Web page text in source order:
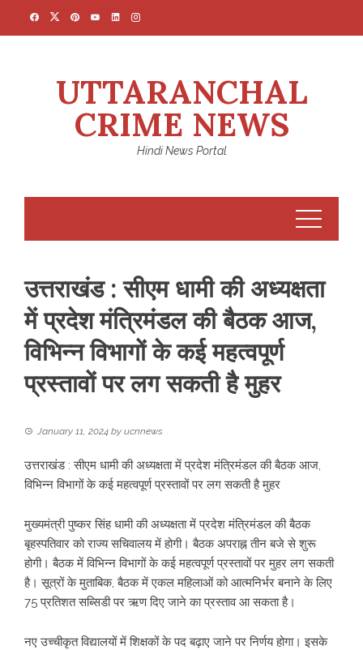
UTTARANCHAL
CRIME NEWS
Hindi News Portal
उत्तराखंड : सीएम धामी की अध्यक्षता
में प्रदेश मंत्रिमंडल की बैठक आज,
विभिन्न विभागों के कई महत्वपूर्ण
प्रस्तावों पर लग सकती है मुहर
January 11, 2024 by ucnnews
उत्तराखंड : सीएम धामी की अध्यक्षता में प्रदेश मंत्रिमंडल की बैठक आज,
विभिन्न विभागों के कई महत्वपूर्ण प्रस्तावों पर लग सकती है मुहर
मुख्यमंत्री पुष्कर सिंह धामी की अध्यक्षता में प्रदेश मंत्रिमंडल की बैठक
बृहस्पतिवार को राज्य सचिवालय में होगी। बैठक अपराह्न तीन बजे से शुरू
होगी। बैठक में विभिन्न विभागों के कई महत्वपूर्ण प्रस्तावों पर मुहर लग सकती
है। सूत्रों के मुताबिक, बैठक में एकल महिलाओं को आत्मनिर्भर बनाने के लिए
75 प्रतिशत सब्सिडी पर ऋण दिए जाने का प्रस्ताव आ सकता है।
नए उच्चीकृत विद्यालयों में शिक्षकों के पद बढ़ाए जाने पर निर्णय होगा। इसके